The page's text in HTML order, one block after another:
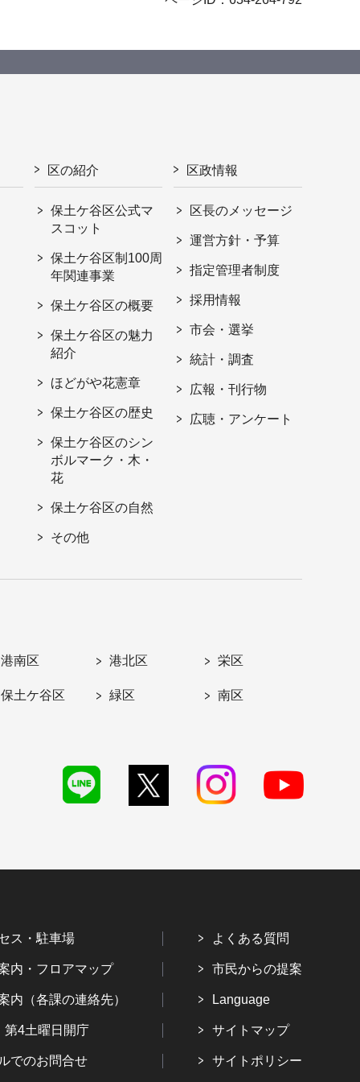
区の紹介
保土ケ谷区公式マ
スコット
保土ケ谷区制100周
年関連事業
保土ケ谷区の概要
保土ケ谷区の魅力
紹介
ほどがや花憲章
保土ケ谷区の歴史
保土ケ谷区のシン
ボルマーク・木・
花
保土ケ谷区の自然
その他
区政情報
区長のメッセージ
運営方針・予算
指定管理者制度
採用情報
市会・選挙
統計・調査
広報・刊行物
広聴・アンケート
港南区 港北区 栄区
保土ケ谷区 緑区 南区
ス・駐車場
内・フロアマップ
内（各課の連絡先）
第4土曜日開庁
でのお問合せ
よくある質問
市民からの提案
Language
サイトマップ
サイトポリシー